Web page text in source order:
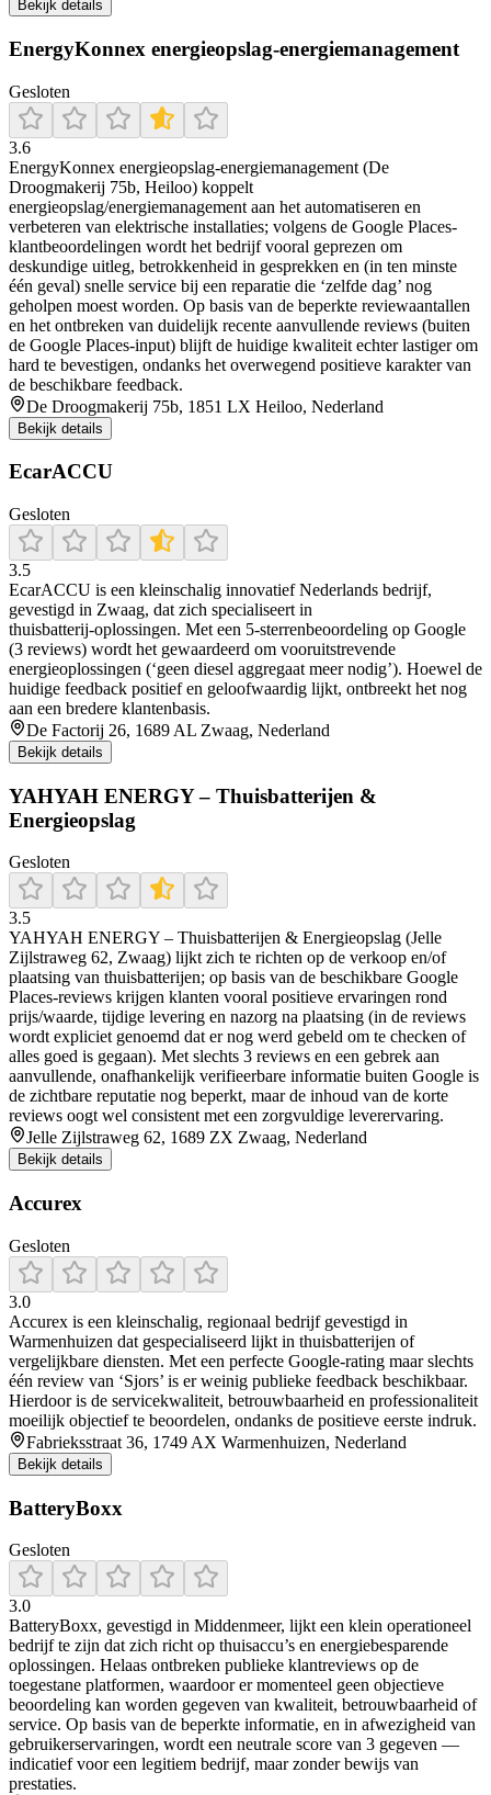
Bekijk details
EnergyKonnex energieopslag-energiemanagement
Gesloten
3.6
EnergyKonnex energieopslag-energiemanagement (De
Droogmakerij 75b, Heiloo) koppelt
energieopslag/energiemanagement aan het automatiseren en
verbeteren van elektrische installaties; volgens de Google Places-
klantbeoordelingen wordt het bedrijf vooral geprezen om
deskundige uitleg, betrokkenheid in gesprekken en (in ten minste
één geval) snelle service bij een reparatie die ‘zelfde dag’ nog
geholpen moest worden. Op basis van de beperkte reviewaantallen
en het ontbreken van duidelijk recente aanvullende reviews (buiten
de Google Places-input) blijft de huidige kwaliteit echter lastiger om
hard te bevestigen, ondanks het overwegend positieve karakter van
de beschikbare feedback.
De Droogmakerij 75b, 1851 LX Heiloo, Nederland
Bekijk details
EcarACCU
Gesloten
3.5
EcarACCU is een kleinschalig innovatief Nederlands bedrijf,
gevestigd in Zwaag, dat zich specialiseert in
thuisbatterij‑oplossingen. Met een 5‑sterrenbeoordeling op Google
(3 reviews) wordt het gewaardeerd om vooruitstrevende
energieoplossingen (‘geen diesel aggregaat meer nodig’). Hoewel de
huidige feedback positief en geloofwaardig lijkt, ontbreekt het nog
aan een bredere klantenbasis.
De Factorij 26, 1689 AL Zwaag, Nederland
Bekijk details
YAHYAH ENERGY – Thuisbatterijen &
Energieopslag
Gesloten
3.5
YAHYAH ENERGY – Thuisbatterijen & Energieopslag (Jelle
Zijlstraweg 62, Zwaag) lijkt zich te richten op de verkoop en/of
plaatsing van thuisbatterijen; op basis van de beschikbare Google
Places-reviews krijgen klanten vooral positieve ervaringen rond
prijs/waarde, tijdige levering en nazorg na plaatsing (in de reviews
wordt expliciet genoemd dat er nog werd gebeld om te checken of
alles goed is gegaan). Met slechts 3 reviews en een gebrek aan
aanvullende, onafhankelijk verifieerbare informatie buiten Google is
de zichtbare reputatie nog beperkt, maar de inhoud van de korte
reviews oogt wel consistent met een zorgvuldige leverervaring.
Jelle Zijlstraweg 62, 1689 ZX Zwaag, Nederland
Bekijk details
Accurex
Gesloten
3.0
Accurex is een kleinschalig, regionaal bedrijf gevestigd in
Warmenhuizen dat gespecialiseerd lijkt in thuisbatterijen of
vergelijkbare diensten. Met een perfecte Google-rating maar slechts
één review van ‘Sjors’ is er weinig publieke feedback beschikbaar.
Hierdoor is de servicekwaliteit, betrouwbaarheid en professionaliteit
moeilijk objectief te beoordelen, ondanks de positieve eerste indruk.
Fabrieksstraat 36, 1749 AX Warmenhuizen, Nederland
Bekijk details
BatteryBoxx
Gesloten
3.0
BatteryBoxx, gevestigd in Middenmeer, lijkt een klein operationeel
bedrijf te zijn dat zich richt op thuisaccu’s en energiebesparende
oplossingen. Helaas ontbreken publieke klantreviews op de
toegestane platformen, waardoor er momenteel geen objectieve
beoordeling kan worden gegeven van kwaliteit, betrouwbaarheid of
service. Op basis van de beperkte informatie, en in afwezigheid van
gebruikerservaringen, wordt een neutrale score van 3 gegeven —
indicatief voor een legitiem bedrijf, maar zonder bewijs van
prestaties.